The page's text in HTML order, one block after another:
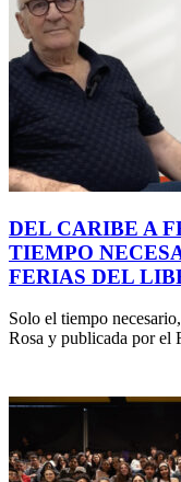
DEL CARIBE A
TIEMPO
FERIAS DEL
Solo el tiempo
Rosa y publicada por el